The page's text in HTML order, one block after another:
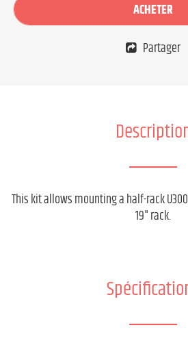
ACHETER
Partager
This kit allows mounting a half-rack
19" rack.